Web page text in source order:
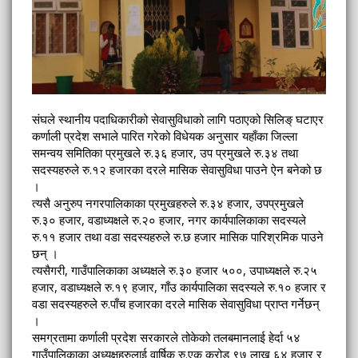
संघले स्थानीय पदाधिकारीको सेवासुविधाको लागि पठाएको सिलिङ् घटाएर
कर्णाली प्रदेश सभाले पारित गरेको विधेयक अनुसार यहाँका जिल्ला
समन्वय समितिका प्रमुखले रु.३६ हजार, उप प्रमुखले रु.३४ तथा
सदस्यहरुले रु.१२ हजारका दरले मासिक सेवासुविधा पाउने ऐन बनेको छ
।
त्यसै अनुरुप नगरपालिकाका प्रमुखहरुले रु.३४ हजार, उपप्रमुखले
रु.३० हजार, वडाध्यक्षले रु.२० हजार, नगर कार्यपालिकाका सदस्यले
रु.११ हजार तथा वडा सदस्यहरुले रु.छ हजार मासिक पारिश्रमिक पाउने
छन् ।
त्यसैगरी, गाउँपालिकाका अध्यक्षले रु.३० हजार ५००, उपाध्यक्षले रु.२५
हजार, वडाध्यक्षले रु.१९ हजार, गाँउ कार्यपालिका सदस्यले रु.१० हजार र
वडा सदस्यहरुले रु.पाँच हजारका दरले मासिक सेवासुविधा प्राप्त गर्नेछन्
।
समग्रतामा कर्णाली प्रदेश सरकारले तोकेको तलबमानलाई हेर्दा ५४
गाउँपालिकाका अध्यक्षहरुलाई वार्षिक रु.एक करोड ९७ लाख ६४ हजार र